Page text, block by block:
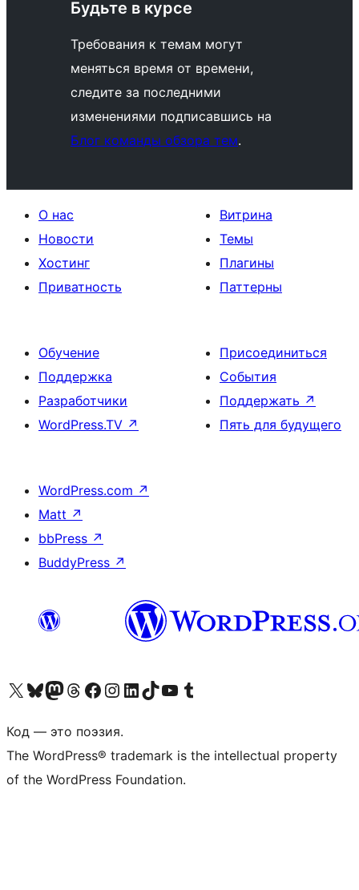
Будьте в курсе
Требования к темам могут
меняться время от времени,
следите за последними
изменениями подписавшись на
Блог команды обзора тем.
О нас
Новости
Хостинг
Приватность
Витрина
Темы
Плагины
Паттерны
Обучение
Поддержка
Разработчики
WordPress.TV ↗
Присоединиться
События
Поддержать ↗
Пять для будущего
WordPress.com ↗
Matt ↗
bbPress ↗
BuddyPress ↗
Посетите нас в X (ранее Twitter)
Посетите нашу учётную запись в Bluesky
Посетите нашу ленту в Mastodon
Посетите нашу учётную запись в Threads
Посетите нашу страницу на Facebook
Посетите наш Instagram
Посетите нашу страницу в LinkedIn
Посетите нашу учётную запись в TikTok
Посетите наш канал YouTube
Посетите нашу учётную запись в Tumblr
Код — это поэзия.
The WordPress® trademark is the intellectual property
of the WordPress Foundation.